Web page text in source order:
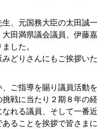
、元国務大臣の太田誠一
田満県議会議員、伊藤嘉
した。
どりさんにもご挨拶いた
ご指導を賜り議員活動を
戦に当たり２期８年の経
れる議員、そして一番近
ることを挨拶で皆さまに